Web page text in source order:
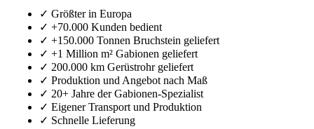
+70.000 Kunden bedient
✓
+150.000 Tonnen Bruchstein geliefert
✓
+1 Million m² Gabionen geliefert
✓
200.000 km Gerüstrohr geliefert
✓
Produktion und Angebot nach Maß
✓
20+ Jahre der Gabionen-Spezialist
✓
Eigener Transport und Produktion
✓
Schnelle Lieferung
✓
+2100 positive Bewertungen in Europa